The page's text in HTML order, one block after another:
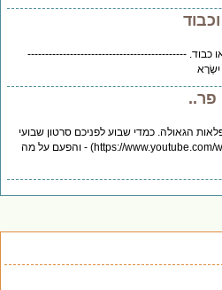
---------------------------------------------
כמדי שבוע לפניכם סרטון שבועי
קצר לפרשה (https://www.youtube.com/watch?v=KBRgshaug3c) - והפעם על מה